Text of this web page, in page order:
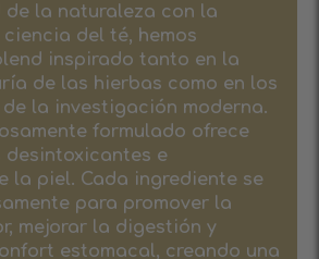
de la naturaleza con la
del té, hemos
inspirado tanto en la
de las hierbas como en los
la investigación moderna.
formulado ofrece
desintoxicantes e
la piel. Cada ingrediente se
para promover la
mejorar la digestión y
estomacal, creando una